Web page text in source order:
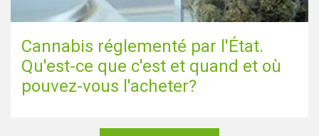
Cannabis réglementé par l'État.
Qu'est-ce que c'est et quand et où
pouvez-vous l'acheter?